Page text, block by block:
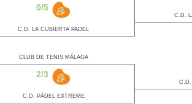
0/5
C.D.
C.D. LA CUBIERTA PADEL
CLUB DE TENIS MÁLAGA
2/3
C.D.
C.D. PÁDEL EXTREME